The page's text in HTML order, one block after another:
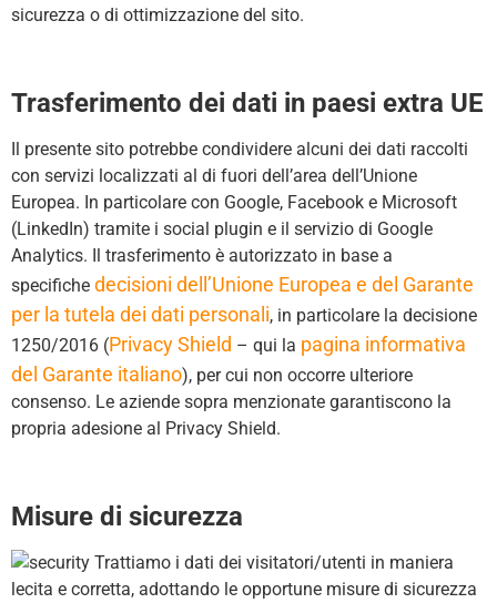
sicurezza o di ottimizzazione del sito.
Trasferimento dei dati in paesi extra UE
Il presente sito potrebbe condividere alcuni dei dati raccolti
con servizi localizzati al di fuori dell’area dell’Unione
Europea. In particolare con Google, Facebook e Microsoft
(LinkedIn) tramite i social plugin e il servizio di Google
Analytics. Il trasferimento è autorizzato in base a
specifiche decisioni dell’Unione Europea e del Garante
per la tutela dei dati personali, in particolare la decisione
1250/2016 (Privacy Shield – qui la pagina informativa
del Garante italiano), per cui non occorre ulteriore
consenso. Le aziende sopra menzionate garantiscono la
propria adesione al Privacy Shield.
Misure di sicurezza
Trattiamo i dati dei visitatori/utenti in maniera
lecita e corretta, adottando le opportune misure di sicurezza